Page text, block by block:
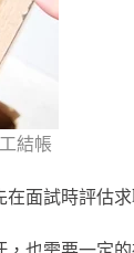
結帳
面試時評估求